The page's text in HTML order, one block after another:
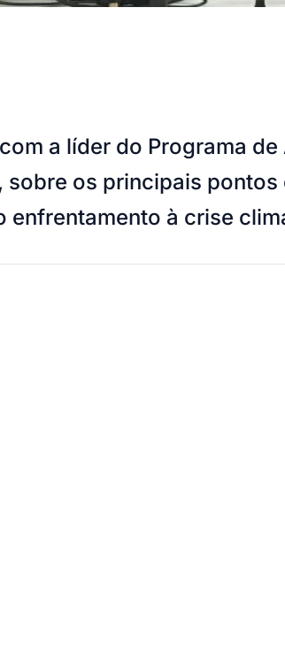
a líder do Programa
os principais
enfrentamento à crise